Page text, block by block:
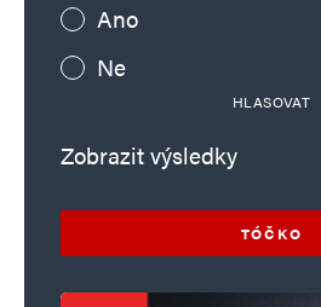
Ano
Ne
HLASOVAT
Zobrazit výsledky
TÓČKO